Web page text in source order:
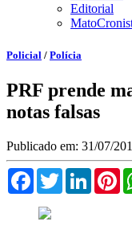
Editorial
Policial / Polícia
PRF prende
notas falsas
Publicado em: 31/07/
FacebookTwitter